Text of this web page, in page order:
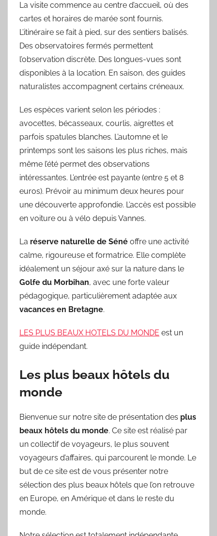
La visite commence au centre d’accueil, où des
cartes et horaires de marée sont fournis.
L’itinéraire se fait à pied, sur des sentiers balisés.
Des observatoires fermés permettent
l’observation discrète. Des longues-vues sont
disponibles à la location. En saison, des guides
naturalistes accompagnent certains créneaux.
Les espèces varient selon les périodes :
avocettes, bécasseaux, courlis, aigrettes et
parfois spatules blanches. L’automne et le
printemps sont les saisons les plus riches, mais
même l’été permet des observations
intéressantes. L’entrée est payante (entre 5 et 8
euros). Prévoir au minimum deux heures pour
une découverte approfondie. L’accès est possible
en voiture ou à vélo depuis Vannes.
La réserve naturelle de Séné offre une activité
calme, rigoureuse et formatrice. Elle complète
idéalement un séjour axé sur la nature dans le
Golfe du Morbihan, avec une forte valeur
pédagogique, particulièrement adaptée aux
vacances en Bretagne.
LES PLUS BEAUX HOTELS DU MONDE est un
guide indépendant.
Les plus beaux hôtels du
monde
Bienvenue sur notre site de présentation des plus
beaux hôtels du monde. Ce site est réalisé par
un collectif de voyageurs, le plus souvent
voyageurs d’affaires, qui parcourent le monde. Le
but de ce site est de vous présenter notre
sélection des plus beaux hôtels que l’on retrouve
en Europe, en Amérique et dans le reste du
monde.